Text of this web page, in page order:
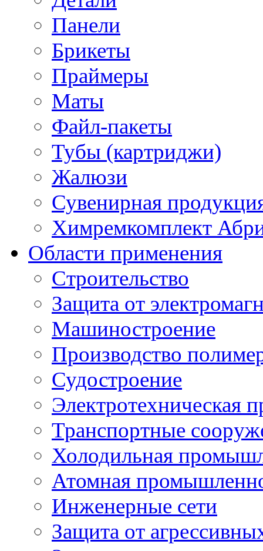
Панели
Брикеты
Праймеры
Маты
Файл-пакеты
Тубы (картриджи)
Жалюзи
Сувенирная
Химремкомплект
Области применения
Строительство
Защита от
Машиностроение
Производство
Судостроение
Электротехническая
Транспортные
Холодильная
Атомная
Инженерные сети
Защита от